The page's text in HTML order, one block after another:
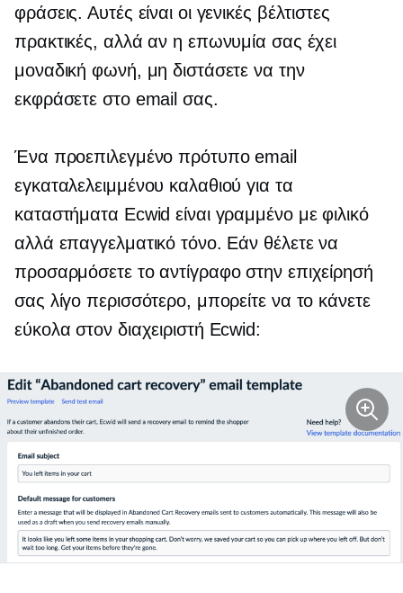
φράσεις. Αυτές είναι οι γενικές βέλτιστες
πρακτικές, αλλά αν η επωνυμία σας έχει
μοναδική φωνή, μη διστάσετε να την
εκφράσετε στο email σας.
Ένα προεπιλεγμένο πρότυπο email
εγκαταλελειμμένου καλαθιού για τα
καταστήματα Ecwid είναι γραμμένο με φιλικό
αλλά επαγγελματικό τόνο. Εάν θέλετε να
προσαρμόσετε το αντίγραφο στην επιχείρησή
σας λίγο περισσότερο, μπορείτε να το κάνετε
εύκολα στον διαχειριστή Ecwid: